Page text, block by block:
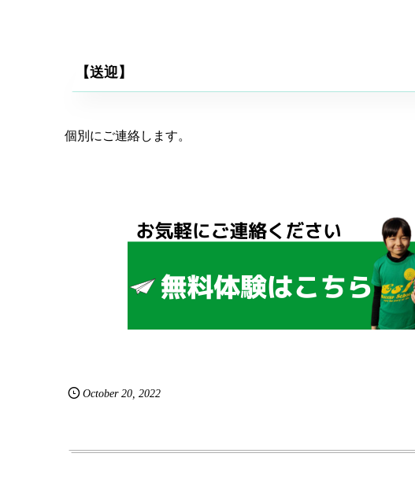
【送迎】
個別にご連絡します。
October 20 ,2022